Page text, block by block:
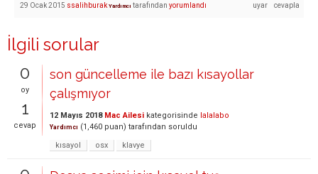
29 Ocak 2015 ssalihburak Yardımcı tarafından yorumlandı
İlgili sorular
0
oy
1
cevap
son güncelleme ile bazı kısayollar
çalışmıyor
12 Mayıs 2018 Mac Ailesi kategorisinde lalalabo
Yardımcı (1,460 puan) tarafından soruldu
kısayol
osx klavye